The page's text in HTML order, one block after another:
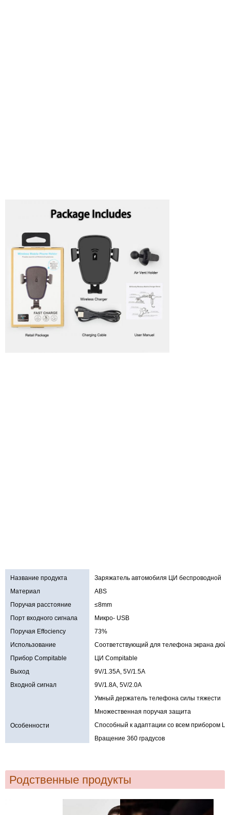
Название продукта
Заряжатель автомобиля ЦИ беспроводной
Материал
ABS
Поручая расстояние
≤8mm
Порт входного сигнала
Микро- USB
Поручая Effociency
73%
Использование
Соответствующий для телефона экрана
Прибор Compitable
ЦИ Compitable
Выход
9V/1.35A, 5V/1.5A
Входной сигнал
9V/1.8A, 5V/2.0A
Особенности
Умный держатель телефона силы тяжести
Множественная поручая защита
Способный к адаптации со всем прибором
Вращение 360 градусов
Родственные продукты